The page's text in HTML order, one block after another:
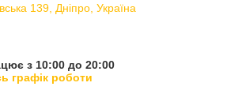
139, Дніпро, Україна
з 10:00 до 20:00
графік роботи